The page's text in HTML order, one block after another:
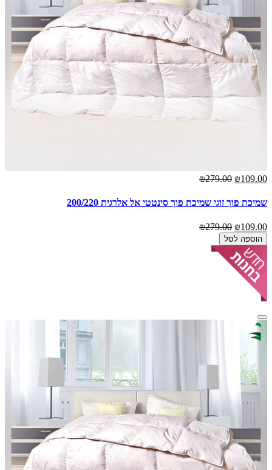
₪109.00
₪279.00
שמיכת פוך זוגי שמיכת פוך סינטטי אל אלרגית 200/220
₪109.00
₪279.00
הוספה לסל